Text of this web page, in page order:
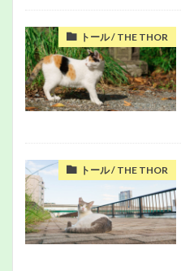
トール / THE THOR
トール / THE THOR